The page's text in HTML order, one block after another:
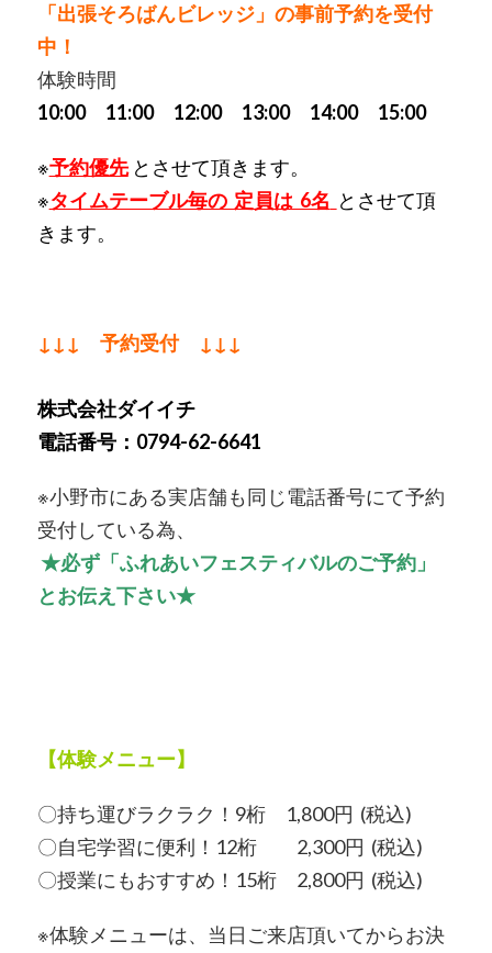
「出張そろばんビレッジ」の事前予約を受付
中！
体験時間
10:00 11:00 12:00 13:00 14:00 15:00
※予約優先 とさせて頂きます。
※タイムテーブル毎の 定員は 6名 とさせて頂
きます。
↓↓↓ 予約受付 ↓↓↓
株式会社ダイイチ
電話番号：0794-62-6641
※小野市にある実店舗も同じ電話番号にて予約
受付している為、
★必ず「ふれあいフェスティバルのご予約」
とお伝え下さい★
【体験メニュー】
〇持ち運びラクラク！9桁 1,800円 (税込)
〇自宅学習に便利！12桁 2,300円 (税込)
〇授業にもおすすめ！15桁 2,800円 (税込)
※体験メニューは、当日ご来店頂いてからお決